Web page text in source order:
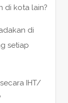
di kota lain?
di
setiap
IHT/